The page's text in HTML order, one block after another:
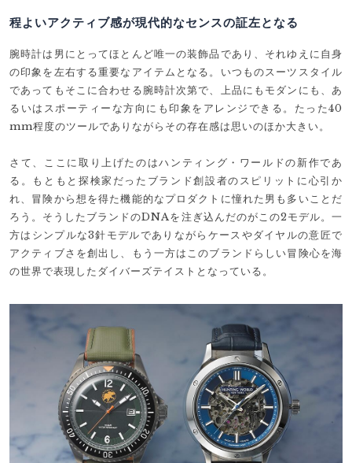
程よいアクティブ感が現代的なセンスの証左となる
腕時計は男にとってほとんど唯一の装飾品であり、それゆえに自身
の印象を左右する重要なアイテムとなる。いつものスーツスタイル
であってもそこに合わせる腕時計次第で、上品にもモダンにも、あ
るいはスポーティーな方向にも印象をアレンジできる。たった40
mm程度のツールでありながらその存在感は思いのほか大きい。
さて、ここに取り上げたのはハンティング・ワールドの新作であ
る。もともと探検家だったブランド創設者のスピリットに心引か
れ、冒険から想を得た機能的なプロダクトに憧れた男も多いことだ
ろう。そうしたブランドのDNAを注ぎ込んだのがこの2モデル。一
方はシンプルな3針モデルでありながらケースやダイヤルの意匠で
アクティブさを創出し、もう一方はこのブランドらしい冒険心を海
の世界で表現したダイバーズテイストとなっている。